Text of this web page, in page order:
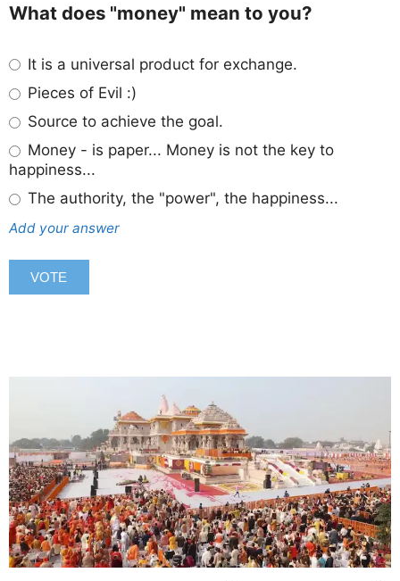
What does "money" mean to you?
It is a universal product for exchange.
Pieces of Evil :)
Source to achieve the goal.
Money - is paper... Money is not the key to
happiness...
The authority, the "power", the happiness...
Add your answer